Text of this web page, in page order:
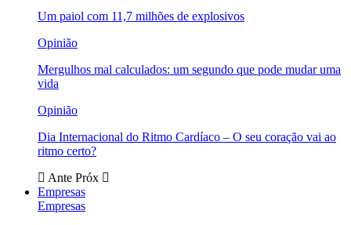
Um paiol com 11,7 milhões de explosivos
Opinião
Mergulhos mal calculados: um segundo que pode mudar uma
vida
Opinião
Dia Internacional do Ritmo Cardíaco – O seu coração vai ao
ritmo certo?
Ante Próx
Empresas
Empresas